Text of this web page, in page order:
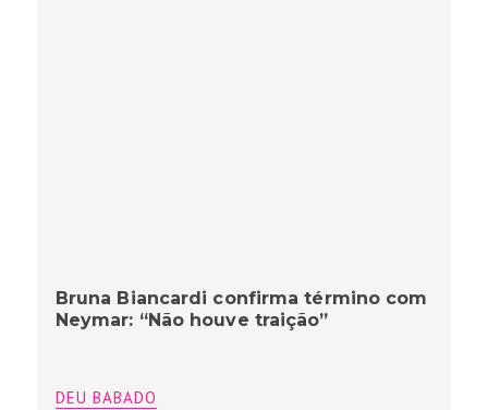
Bruna Biancardi confirma término com
Neymar: “Não houve traição”
DEU BABADO